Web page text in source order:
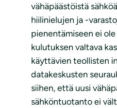
vähäpäästöistä
hiilinielujen ja -
pienentämiseen ei ole
kulutuksen valtava
käyttävien teollisten
datakeskusten
siihen, että uusi
sähköntuotanto ei